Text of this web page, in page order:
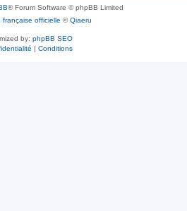
® Forum Software © phpBB Limited
française officielle ©Qiaeru
by: phpBB SEO
| Conditions